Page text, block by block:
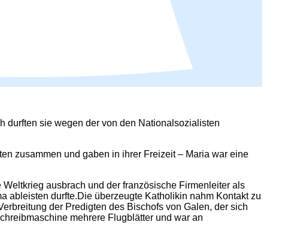
durften sie wegen der von den Nationalsozialisten
zusammen und gaben in ihrer Freizeit – Maria war eine
ausbrach und der französische Firmenleiter als
ableisten durfte.Die überzeugte Katholikin nahm Kontakt zu
der Predigten des Bischofs von Galen, der sich
mehrere Flugblätter und war an